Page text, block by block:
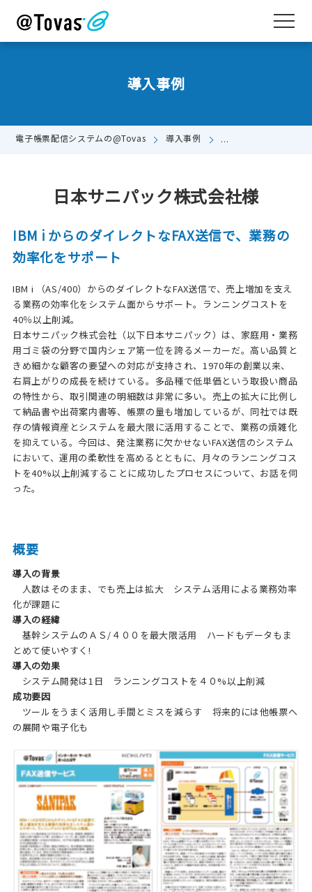
導入事例
電子帳票配信システムの@Tovas 導入事例
日本サニパック株式会社様
IBM i からのダイレクトなFAX送信で、業務の
効率化をサポート
IBM i （AS/400）からのダイレクトなFAX送信で、売上増加を支え
る業務の効率化をシステム面からサポート。ランニングコストを
40％以上削減。
日本サニパック株式会社（以下日本サニパック）は、家庭用・業務
用ゴミ袋の分野で国内シェア第一位を誇るメーカーだ。高い品質と
きめ細かな顧客の要望への対応が支持され、1970年の創業以来、
右肩上がりの成長を続けている。多品種で低単価という取扱い商品
の特性から、取引関連の明細数は非常に多い。売上の拡大に比例し
て納品書や出荷案内書等、帳票の量も増加しているが、同社では既
存の情報資産とシステムを最大限に活用することで、業務の煩雑化
を抑えている。今回は、発注業務に欠かせないFAX送信のシステム
において、運用の柔軟性を高めるとともに、月々のランニングコス
トを40%以上削減することに成功したプロセスについて、お話を伺
った。
概要
導入の背景
人数はそのまま、でも売上は拡大 システム活用による業務効率
化が課題に
導入の経緯
基幹システムのＡＳ/４００を最大限活用 ハードもデータもま
とめて使いやすく!
導入の効果
システム開発は1日 ランニングコストを４０%以上削減
成功要因
ツールをうまく活用し手間とミスを減らす 将来的には他帳票へ
の展開や電子化も